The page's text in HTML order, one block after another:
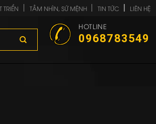
TRIỂN TẦM NHÌN, SỨ MỆNH TIN TỨC LIÊN HỆ
HOTLINE
0968783549